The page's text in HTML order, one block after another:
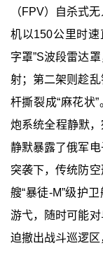
（FPV）自杀式
机以150公里时速
字罩”S波段雷达
射；第二架则趁
杆撕裂成“麻花状
炮系统全程静默，
静默暴露了俄军
突袭下，传统防
艘“暴徒-M”级护
游弋，随时可能
迫撤出战斗巡逻区